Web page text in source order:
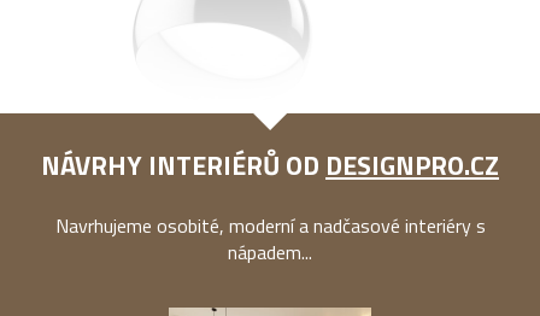
NÁVRHY INTERIÉRŮ OD DESIGNPRO.CZ
Navrhujeme osobité, moderní a nadčasové interiéry s
nápadem...